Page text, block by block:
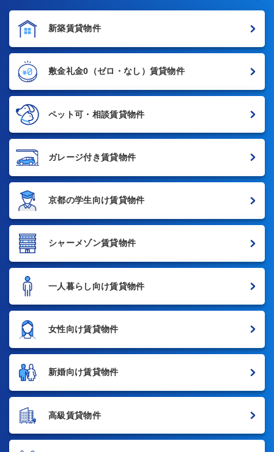
新築賃貸物件
敷金礼金0 （ゼロ・なし）賃貸物件
ペット可・相談賃貸物件
ガレージ付き賃貸物件
京都の学生向け賃貸物件
シャーメゾン賃貸物件
一人暮らし向け賃貸物件
女性向け賃貸物件
新婚向け賃貸物件
高級賃貸物件